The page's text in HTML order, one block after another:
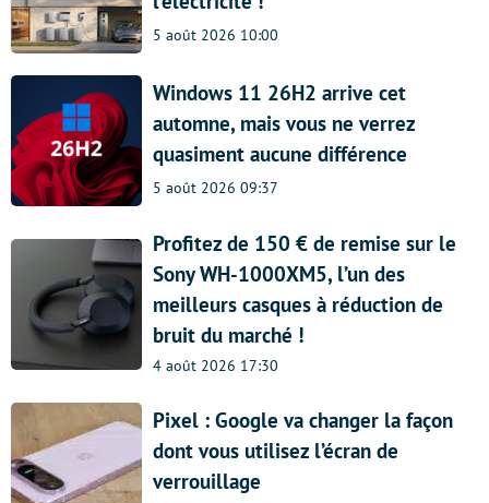
5 août 2026 10:00
Windows 11 26H2 arrive cet
automne, mais vous ne verrez
quasiment aucune différence
5 août 2026 09:37
Profitez de 150 € de remise sur le
Sony WH-1000XM5, l’un des
meilleurs casques à réduction de
bruit du marché !
4 août 2026 17:30
Pixel : Google va changer la façon
dont vous utilisez l’écran de
verrouillage